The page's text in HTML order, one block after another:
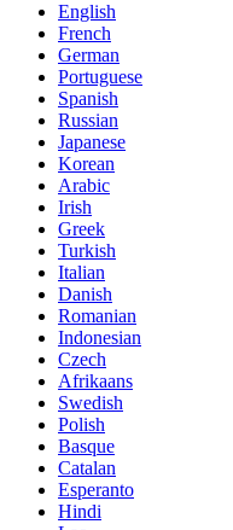
English
French
German
Portuguese
Spanish
Russian
Japanese
Korean
Arabic
Irish
Greek
Turkish
Italian
Danish
Romanian
Indonesian
Czech
Afrikaans
Swedish
Polish
Basque
Catalan
Esperanto
Hindi